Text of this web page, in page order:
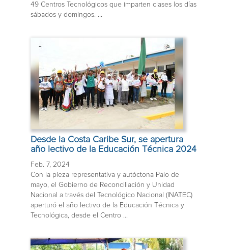
49 Centros Tecnológicos que imparten clases los días
sábados y domingos. ...
Desde la Costa Caribe Sur, se apertura
año lectivo de la Educación Técnica 2024
Feb. 7, 2024
Con la pieza representativa y autóctona Palo de
mayo, el Gobierno de Reconciliación y Unidad
Nacional a través del Tecnológico Nacional (INATEC)
aperturó el año lectivo de la Educación Técnica y
Tecnológica, desde el Centro ...